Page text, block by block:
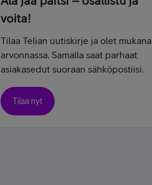
voita!
Tilaa Telian uutiskirje ja olet mukana
arvonnassa. Samalla saat parhaat
asiakasedut suoraan sähköpostiisi.
Tilaa nyt